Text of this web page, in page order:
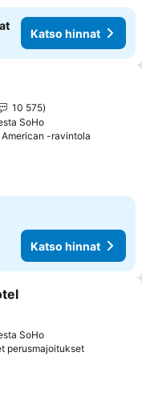
Katso hinnat
10 575
SoHo
-ravintola
Katso hinnat
SoHo
perusmajoitukset